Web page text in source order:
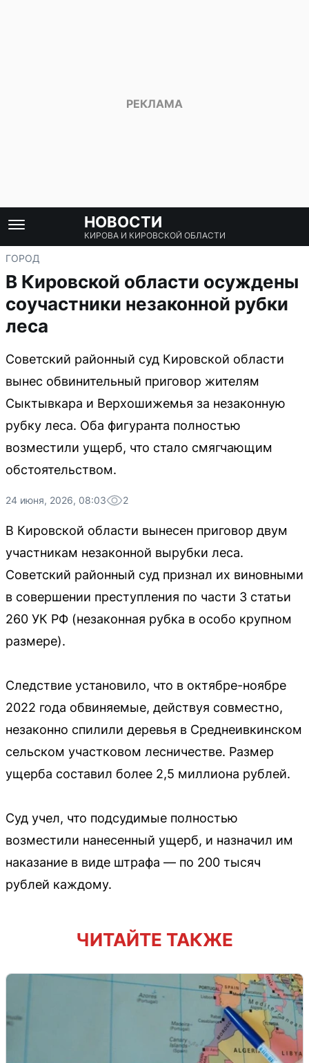
НОВОСТИ
КИРОВА И КИРОВСКОЙ ОБЛАСТИ
ГОРОД
В Кировской области осуждены
соучастники незаконной рубки
леса
Советский районный суд Кировской области
вынес обвинительный приговор жителям
Сыктывкара и Верхошижемья за незаконную
рубку леса. Оба фигуранта полностью
возместили ущерб, что стало смягчающим
обстоятельством.
24 июня, 2026, 08:03 2
В Кировской области вынесен приговор двум
участникам незаконной вырубки леса.
Советский районный суд признал их виновными
в совершении преступления по части 3 статьи
260 УК РФ (незаконная рубка в особо крупном
размере).
Следствие установило, что в октябре-ноябре
2022 года обвиняемые, действуя совместно,
незаконно спилили деревья в Среднеивкинском
сельском участковом лесничестве. Размер
ущерба составил более 2,5 миллиона рублей.
Суд учел, что подсудимые полностью
возместили нанесенный ущерб, и назначил им
наказание в виде штрафа — по 200 тысяч
рублей каждому.
ЧИТАЙТЕ ТАКЖЕ